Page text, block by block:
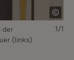
der
(links)
1/1